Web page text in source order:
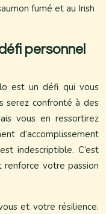
fumé et au Irish
personnel
est un défi qui vous
serez confronté à des
vous en ressortirez
d’accomplissement
indescriptible. C’est
votre passion
et votre résilience.